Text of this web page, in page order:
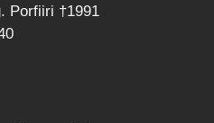
Porfiiri †1991